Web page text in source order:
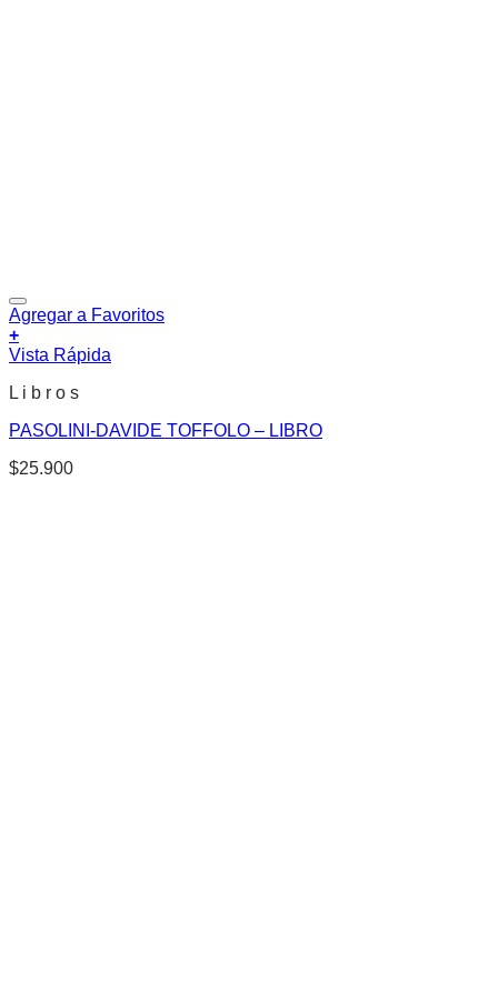
Agregar a Favoritos
+
Vista Rápida
L i b r o s
PASOLINI-DAVIDE TOFFOLO – LIBRO
$25.900